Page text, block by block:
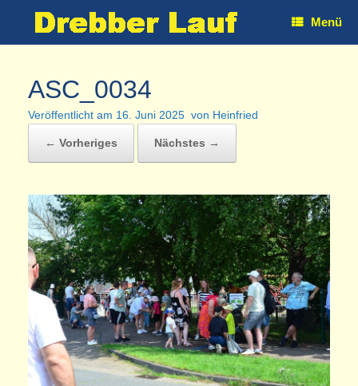
Menü
ASC_0034
Veröffentlicht am 16. Juni 2025 von Heinfried
← Vorheriges Nächstes →